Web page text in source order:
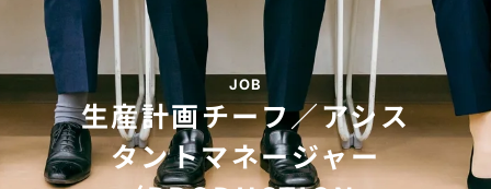
JOB
生産計画チーフ／アシス
タントマネージャー